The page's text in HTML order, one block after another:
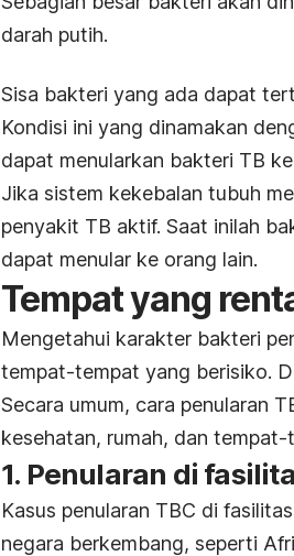
darah putih.
Sisa bakteri yang ada dapat
Kondisi ini yang dinamakan
dapat menularkan bakteri TB
Jika sistem kekebalan tubuh
penyakit TB aktif. Saat inilah
dapat menular ke orang lain.
Tempat yang
Mengetahui karakter bakteri
tempat-tempat yang berisiko.
Secara umum, cara penularan
kesehatan, rumah, dan
1. Penularan di
Kasus penularan TBC di
negara berkembang, seperti